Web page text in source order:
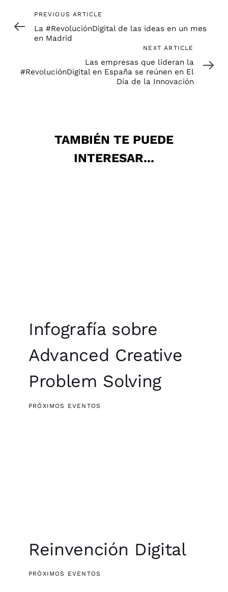
Previous
PREVIOUS ARTICLE
La #RevoluciónDigital de las ideas en un mes
en Madrid
NEXT ARTICLE
Las empresas que lideran la
#RevoluciónDigital en España se reúnen en El
Día de la Innovación
TAMBIÉN TE PUEDE
INTERESAR...
Infografía sobre
Advanced Creative
Problem Solving
PRÓXIMOS EVENTOS
Reinvención Digital
PRÓXIMOS EVENTOS